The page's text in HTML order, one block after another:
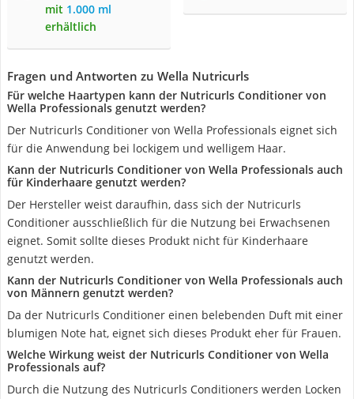
mit 1.000 ml
erhältlich
Fragen und Antworten zu Wella Nutricurls
Für welche Haartypen kann der Nutricurls Conditioner von
Wella Professionals genutzt werden?
Der Nutricurls Conditioner von Wella Professionals eignet sich
für die Anwendung bei lockigem und welligem Haar.
Kann der Nutricurls Conditioner von Wella Professionals auch
für Kinderhaare genutzt werden?
Der Hersteller weist daraufhin, dass sich der Nutricurls
Conditioner ausschließlich für die Nutzung bei Erwachsenen
eignet. Somit sollte dieses Produkt nicht für Kinderhaare
genutzt werden.
Kann der Nutricurls Conditioner von Wella Professionals auch
von Männern genutzt werden?
Da der Nutricurls Conditioner einen belebenden Duft mit einer
blumigen Note hat, eignet sich dieses Produkt eher für Frauen.
Welche Wirkung weist der Nutricurls Conditioner von Wella
Professionals auf?
Durch die Nutzung des Nutricurls Conditioners werden Locken